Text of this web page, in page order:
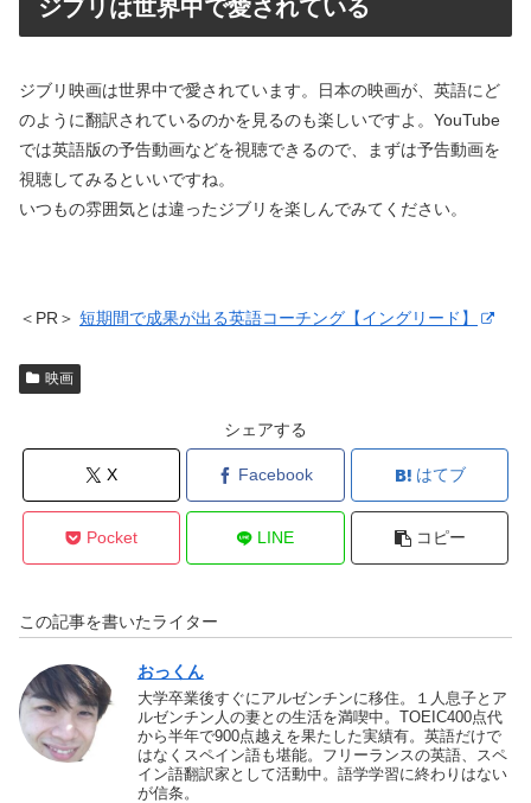
ジブリは世界中で愛されている
ジブリ映画は世界中で愛されています。日本の映画が、英語にど
のように翻訳されているのかを見るのも楽しいですよ。YouTube
では英語版の予告動画などを視聴できるので、まずは予告動画を
視聴してみるといいですね。
いつもの雰囲気とは違ったジブリを楽しんでみてください。
＜PR＞ 短期間で成果が出る英語コーチング【イングリード】
映画
シェアする
X Facebook はてブ
Pocket LINE コピー
この記事を書いたライター
おっくん
大学卒業後すぐにアルゼンチンに移住。１人息子とア
ルゼンチン人の妻との生活を満喫中。TOEIC400点代
から半年で900点越えを果たした実績有。英語だけで
はなくスペイン語も堪能。フリーランスの英語、スペ
イン語翻訳家として活動中。語学学習に終わりはない
が信条。